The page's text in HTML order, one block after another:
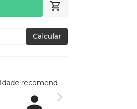
Calcular
Idade recomendada